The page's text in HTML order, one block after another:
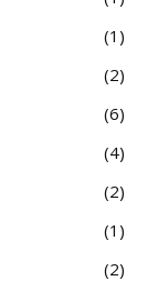
1
2
6
4
2
1
2